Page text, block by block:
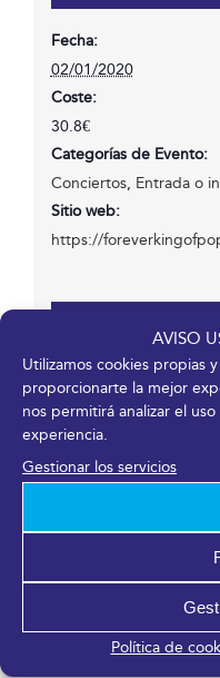
AVISO
Utilizamos cookies propias
proporcionarte la mejor
nos permitirá analizar el
experiencia.
Gestionar los servicios
Política de
Fecha:
02/01/2020
Coste:
30.8€
Categorías de Evento:
Conciertos, Entrada o
Sitio web:
https://
Fycma – Palacio de
Avenida Ortega y
Málaga,
Facebook
X